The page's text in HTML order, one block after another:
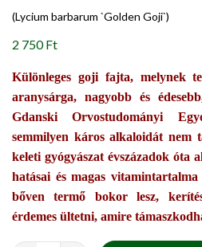
(Lycium barbarum `Golden Goji`)
2 750 Ft
Különleges goji fajta, melynek
aranysárga, nagyobb és
Gdanski Orvostudományi
semmilyen káros alkaloidát nem
keleti gyógyászat évszázadok óta
hatásai és magas
bőven termő bokor lesz,
érdemes ültetni, amire